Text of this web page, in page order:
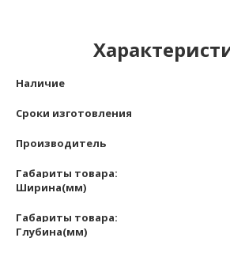
Наличие
Сроки изготовления
Производитель
Габариты товара:
Ширина(мм)
Габариты товара:
Глубина(мм)